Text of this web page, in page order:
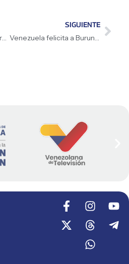
Venezuela y China celebran el Año Nuevo Lunar
SIGUIENTE
Venezuela felicita a Burundi por asumir la presidencia de la Unión Africana